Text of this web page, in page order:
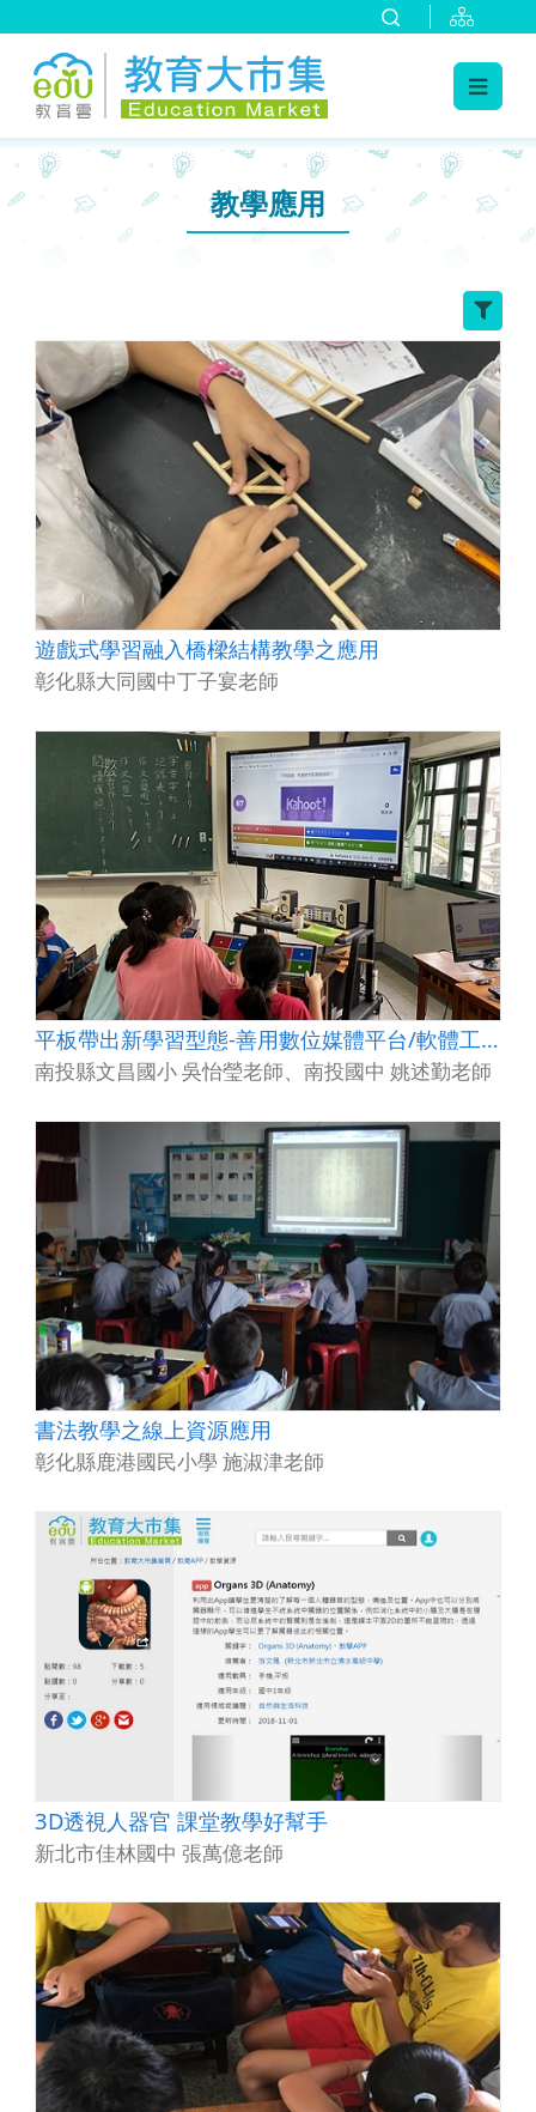
::: 教學應用
遊戲式學習融入橋樑結構教學之應用
彰化縣大同國中丁子宴老師
平板帶出新學習型態-善用數位媒體平台/軟體工具
南投縣文昌國小 吳怡瑩老師、南投國中 姚述勤老師
書法教學之線上資源應用
彰化縣鹿港國民小學 施淑津老師
3D透視人器官 課堂教學好幫手
新北市佳林國中 張萬億老師